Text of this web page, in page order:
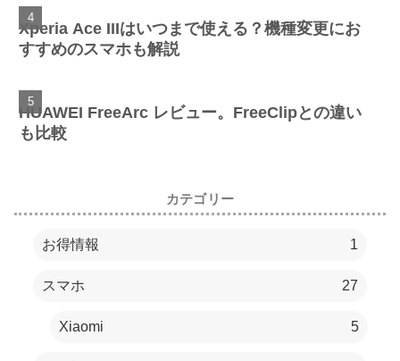
Xperia Ace IIIはいつまで使える？機種変更にお
すすめのスマホも解説
HUAWEI FreeArc レビュー。FreeClipとの違い
も比較
カテゴリー
お得情報 1
スマホ 27
Xiaomi 5